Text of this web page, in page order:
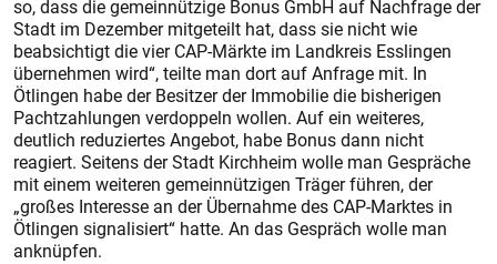
so, dass die gemeinnützige Bonus GmbH auf Nachfrage der
Stadt im Dezember mitgeteilt hat, dass sie nicht wie
beabsichtigt die vier CAP-Märkte im Landkreis Esslingen
übernehmen wird“, teilte man dort auf Anfrage mit. In
Ötlingen habe der Besitzer der Immobilie die bisherigen
Pachtzahlungen verdoppeln wollen. Auf ein weiteres,
deutlich reduziertes Angebot, habe Bonus dann nicht
reagiert. Seitens der Stadt Kirchheim wolle man Gespräche
mit einem weiteren gemeinnützigen Träger führen, der
„großes Interesse an der Übernahme des CAP-Marktes in
Ötlingen signalisiert“ hatte. An das Gespräch wolle man
anknüpfen.